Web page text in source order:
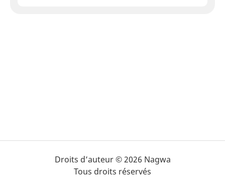
Droits d’auteur © 2026 Nagwa
Tous droits réservés